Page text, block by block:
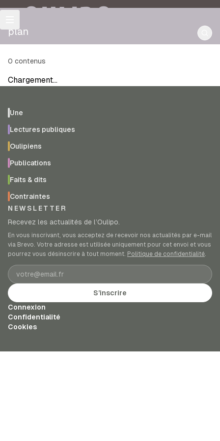
OULIPO
plan
0 contenus
Chargement…
Une
Lectures publiques
Oulipiens
Publications
Faits & dits
Contraintes
NEWSLETTER
Recevez les actualités de l’Oulipo.
En vous inscrivant, vous acceptez de recevoir nos actualités par e-mail
via Brevo. Votre adresse est utilisée uniquement pour cet envoi et vous
pourrez vous désinscrire à tout moment. Politique de confidentialité.
Adresse e-mail
S’inscrire
Connexion
Confidentialité
Cookies